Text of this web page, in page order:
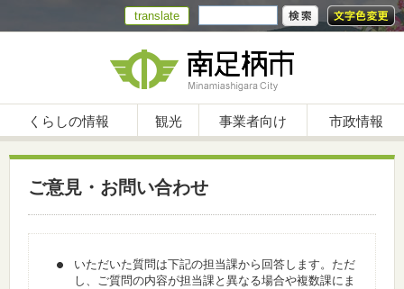
translate
くらしの情報 観光 事業者向け 市政情報
ご意見・お問い合わせ
いただいた質問は下記の担当課から回答します。ただ
し、ご質問の内容が担当課と異なる場合や複数課にま